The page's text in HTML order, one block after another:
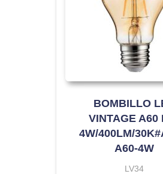
BOMBILLO
VINTAGE A60
4W/400LM/
A60-4W
LV34